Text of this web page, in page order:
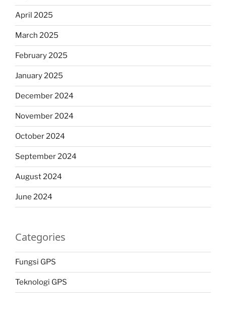
April 2025
March 2025
February 2025
January 2025
December 2024
November 2024
October 2024
September 2024
August 2024
June 2024
Categories
Fungsi GPS
Teknologi GPS